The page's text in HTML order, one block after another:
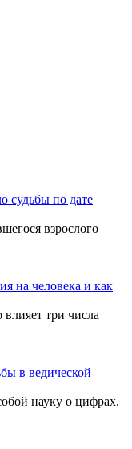
судьбы по дате
взрослого
на человека и как
три числа
в ведической
науку о цифрах.